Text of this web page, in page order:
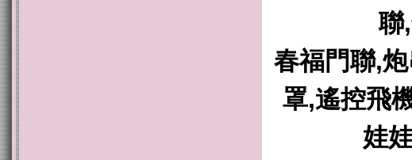
聯
春福門聯,
罩,遙控飛
娃